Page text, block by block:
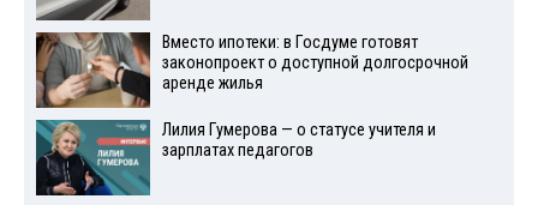
Вместо ипотеки: в Госдуме готовят
законопроект о доступной долгосрочной
аренде жилья
Лилия Гумерова — о статусе учителя и
зарплатах педагогов